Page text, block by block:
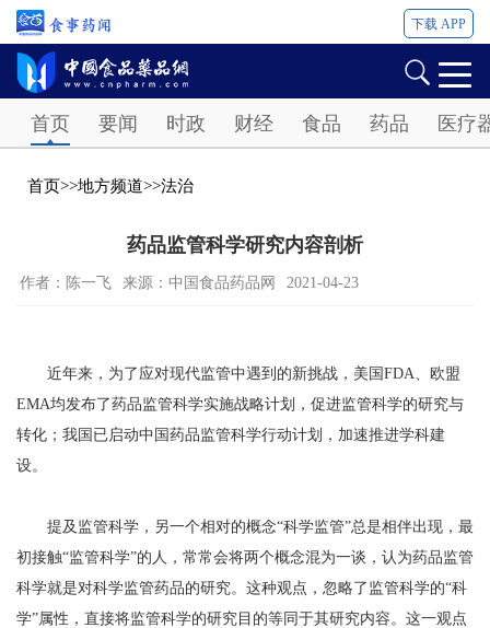
下载 APP
首页 要闻 时政 财经 食品 药品 医疗
首页>>地方频道>>法治
药品监管科学研究内容剖析
作者：陈一飞 来源：中国食品药品网 2021-04-23
近年来，为了应对现代监管中遇到的新挑战，美国FDA、欧盟
EMA均发布了药品监管科学实施战略计划，促进监管科学的研究与
转化；我国已启动中国药品监管科学行动计划，加速推进学科建
设。
提及监管科学，另一个相对的概念“科学监管”总是相伴出现，最
初接触“监管科学”的人，常常会将两个概念混为一谈，认为药品监管
科学就是对科学监管药品的研究。这种观点，忽略了监管科学的“科
学”属性，直接将监管科学的研究目的等同于其研究内容。这一观点